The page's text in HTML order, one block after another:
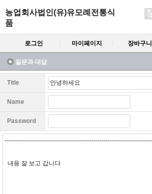
농업회사법인(유)유모례전통식
품
로그인 마이페이지 장바구니
질문과 대답
Title
Name
Password